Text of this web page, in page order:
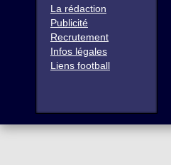
La rédaction
Publicité
Recrutement
Infos légales
Liens football